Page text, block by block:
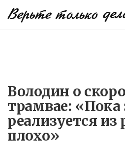
Володин о
трамвае: «Пока
реализуется из
плохо»